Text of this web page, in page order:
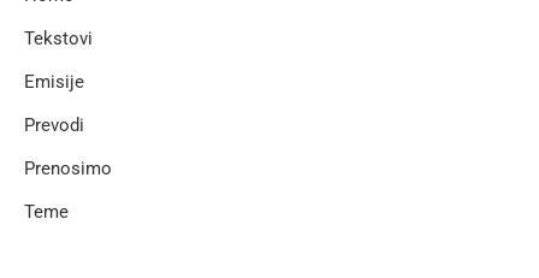
Tekstovi
Emisije
Prevodi
Prenosimo
Teme